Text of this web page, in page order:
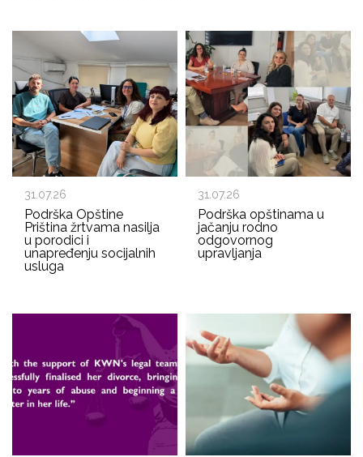
31.07.26
Podrška Opštine
Priština žrtvama nasilja
u porodici i
unapređenju socijalnih
usluga
31.07.26
Podrška opštinama u
jačanju rodno
odgovornog
upravljanja